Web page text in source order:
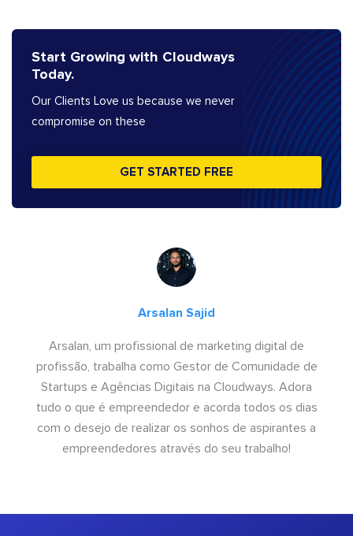
Start Growing with Cloudways
Today.
Our Clients Love us because we never
compromise on these
GET STARTED FREE
Arsalan Sajid
Arsalan, um profissional de marketing digital de
profissão, trabalha como Gestor de Comunidade de
Startups e Agências Digitais na Cloudways. Adora
tudo o que é empreendedor e acorda todos os dias
com o desejo de realizar os sonhos de aspirantes a
empreendedores através do seu trabalho!